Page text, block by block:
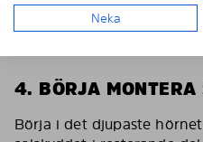
4. BÖRJA MONTERA
Börja i det djupaste
Neka